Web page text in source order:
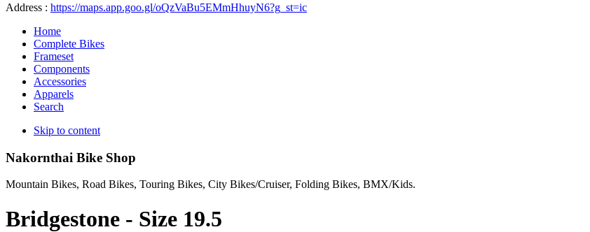
Address : https://maps.app.goo.gl/oQzVaBu5EMmHhuyN6?g_st=ic
Home
Complete Bikes
Frameset
Components
Accessories
Apparels
Search
Skip to content
Nakornthai Bike Shop
Mountain Bikes, Road Bikes, Touring Bikes, City Bikes/Cruiser, Folding Bikes, BMX/Kids.
Bridgestone - Size 19.5